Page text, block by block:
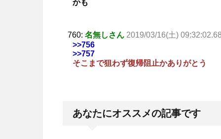
かも
760: 名無しさん 2019/03/16(土)
>>756
>>757
そこまで狙わず復帰阻止かありがとう
あなたにオススメの記事です